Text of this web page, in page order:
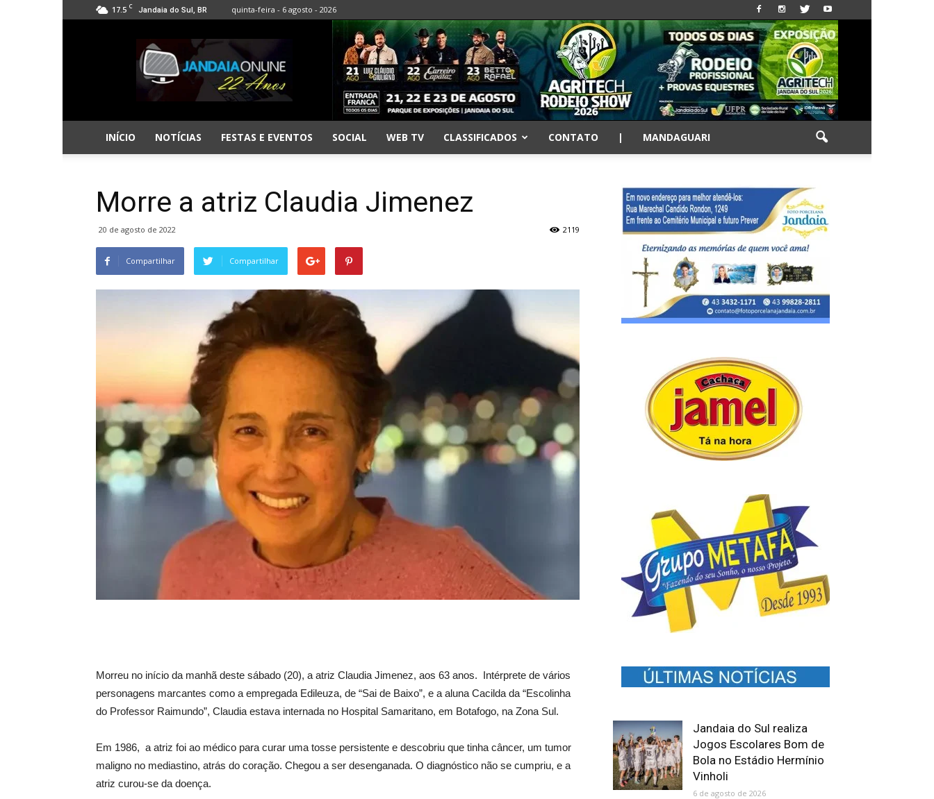
17.5 C Jandaia do Sul, BR quinta-feira - 6 agosto - 2026
Jandaia
Online
INÍCIO NOTÍCIAS FESTAS E EVENTOS SOCIAL WEB TV CLASSIFICADOS CONTATO | MANDAGUARI
Morre a atriz Claudia Jimenez
20 de agosto de 2022 2119
Compartilhar Compartilhar
Morreu no início da manhã deste sábado (20), a atriz Claudia Jimenez, aos 63 anos. Intérprete de vários
personagens marcantes como a empregada Edileuza, de “Sai de Baixo”, e a aluna Cacilda da “Escolinha
do Professor Raimundo”, Claudia estava internada no Hospital Samaritano, em Botafogo, na Zona Sul.
Em 1986, a atriz foi ao médico para curar uma tosse persistente e descobriu que tinha câncer, um tumor
maligno no mediastino, atrás do coração. Chegou a ser desenganada. O diagnóstico não se cumpriu, e a
atriz curou-se da doença.
Jandaia do Sul realiza
Jogos Escolares Bom de
Bola no Estádio Hermínio
Vinholi
6 de agosto de 2026